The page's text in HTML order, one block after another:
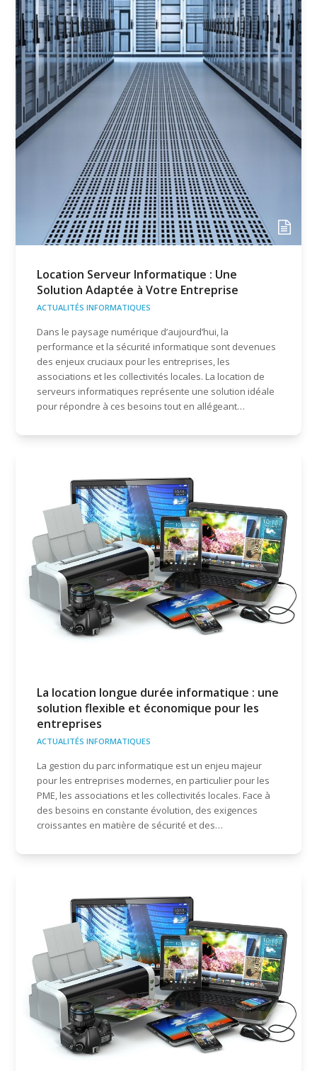
Location Serveur Informatique : Une
Solution Adaptée à Votre Entreprise
ACTUALITÉS INFORMATIQUES
Dans le paysage numérique d’aujourd’hui, la
performance et la sécurité informatique sont devenues
des enjeux cruciaux pour les entreprises, les
associations et les collectivités locales. La location de
serveurs informatiques représente une solution idéale
pour répondre à ces besoins tout en allégeant…
La location longue durée informatique : une
solution flexible et économique pour les
entreprises
ACTUALITÉS INFORMATIQUES
La gestion du parc informatique est un enjeu majeur
pour les entreprises modernes, en particulier pour les
PME, les associations et les collectivités locales. Face à
des besoins en constante évolution, des exigences
croissantes en matière de sécurité et des…